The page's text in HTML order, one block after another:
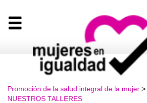
Promoción de la salud integral de la mujer >
NUESTROS TALLERES